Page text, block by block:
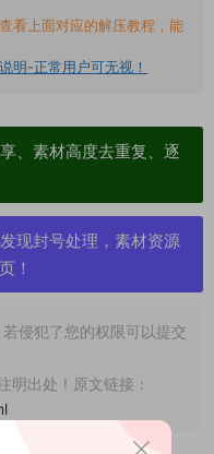
看上面对应的解压教程，能
明-正常用户可无视！
、素材高度去重复、逐
现封号处理，素材资源
！
侵犯了您的权限可以提交
明出处！原文链接：